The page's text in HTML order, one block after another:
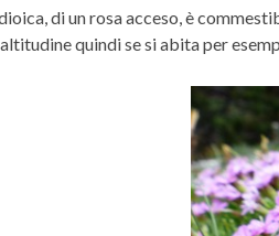
di un rosa acceso, è
quindi se si abita per